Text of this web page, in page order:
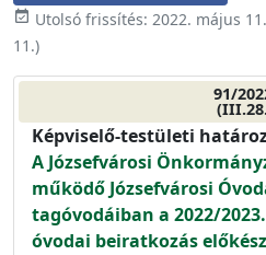
event_available Utolsó frissítés: 2022. május 11.
11.)
91/
Képviselő-testületi
A Józsefvárosi
működő Józsefvárosi
tagóvodáiban a 2022/
óvodai beiratkozás